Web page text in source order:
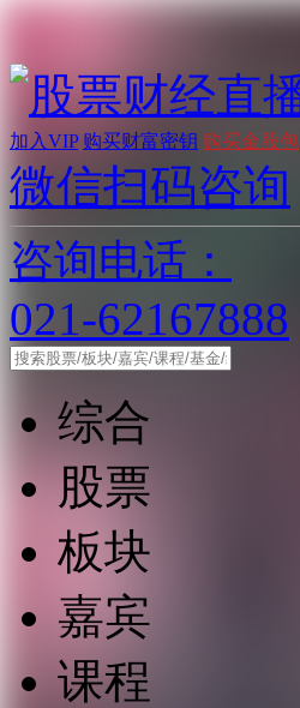
加入VIP 购买财富密钥 购买金股包
微信扫码咨询
咨询电话：
021-62167888
综合
股票
板块
嘉宾
课程